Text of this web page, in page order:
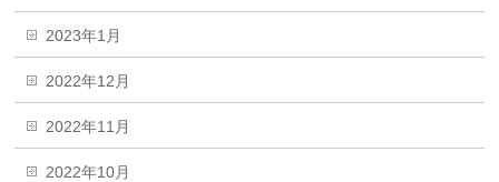
2023年1月
2022年12月
2022年11月
2022年10月